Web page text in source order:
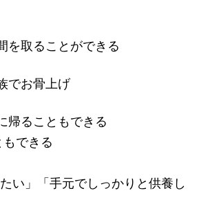
を取ることができる
でお骨上げ
帰ることもできる
できる
い」「手元でしっかりと供養し